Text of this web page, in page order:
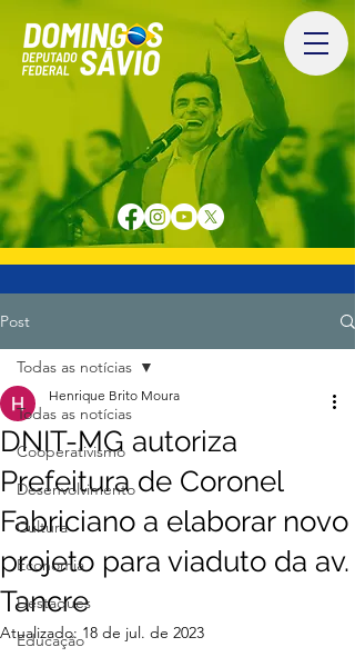
Post
Todas as notícias
Cooperativismo
Desenvolvimento
Cultura
Economia
Destaques
Educação
Todas as notícias
DNIT-MG autoriza
Prefeitura de Coronel
Fabriciano a elaborar novo
projeto para viaduto da av.
Tancre
Henrique Brito Moura
Atualizado: 18 de jul. de 2023